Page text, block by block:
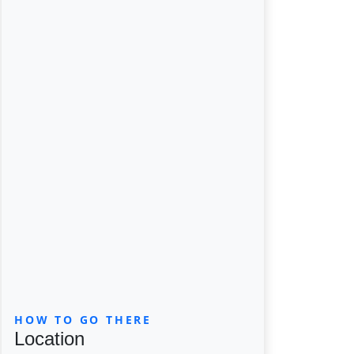
HOW TO GO THERE
Location